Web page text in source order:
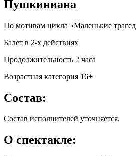
Пушкиниана
По мотивам цикла «Маленькие
Балет в 2-х действиях
Продолжительность 2 часа
Возрастная категория 16+
Состав:
Состав исполнителей уточняется.
О спектакле: